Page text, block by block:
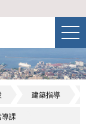
建築指導
導課